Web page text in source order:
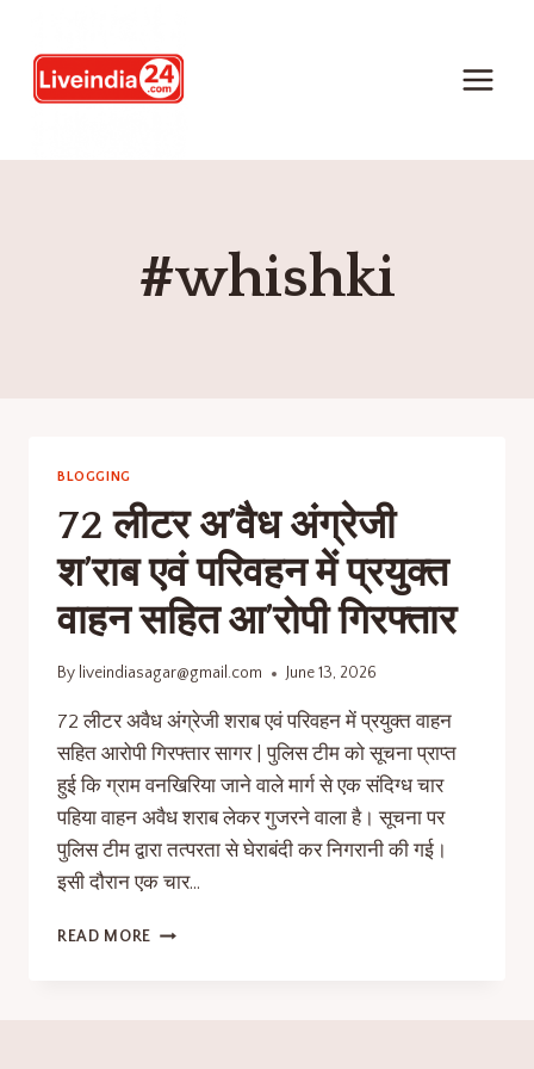
#whishki
BLOGGING
72 लीटर अ’वैध अंग्रेजी
श’राब एवं परिवहन में प्रयुक्त
वाहन सहित आ’रोपी गिरफ्तार
By liveindiasagar@gmail.com June 13, 2026
72 लीटर अवैध अंग्रेजी शराब एवं परिवहन में प्रयुक्त वाहन
सहित आरोपी गिरफ्तार सागर | पुलिस टीम को सूचना प्राप्त
हुई कि ग्राम वनखिरिया जाने वाले मार्ग से एक संदिग्ध चार
पहिया वाहन अवैध शराब लेकर गुजरने वाला है। सूचना पर
पुलिस टीम द्वारा तत्परता से घेराबंदी कर निगरानी की गई।
इसी दौरान एक चार…
READ MORE